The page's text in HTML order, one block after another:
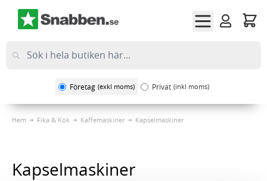
Företag (exkl moms) Privat (inkl moms)
Hem Fika & Kök Kaffemaskiner Kapselmaskiner
Kapselmaskiner